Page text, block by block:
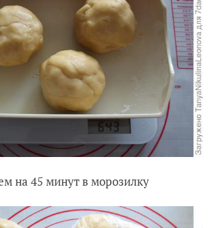
на 45 минут в морозилку